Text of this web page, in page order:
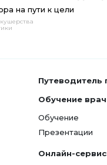
на пути к цели
Путеводитель
Обучение
Обучение
Презентации
Онлайн-